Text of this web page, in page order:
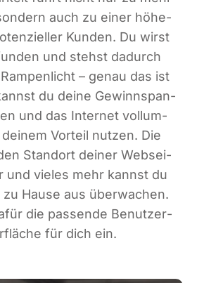
auch zu einer höhe­
Kun­den. Du wirst
und stehst dadurch
– genau das ist
du dei­ne Gewinn­span­
und das Inter­net voll­um­
Vor­teil nut­zen. Die
Stand­ort dei­ner Web­sei­
und vie­les mehr kannst du
Hau­se aus über­wa­chen.
die pas­sen­de Benut­zer­
für dich ein.